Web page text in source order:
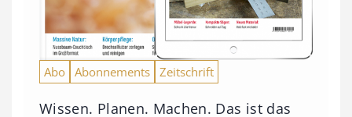
Abo Abonnements Zeitschrift
Wissen. Planen. Machen. Das ist das